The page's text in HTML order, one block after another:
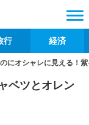
行 経済
にオシャレに見える！
ベツとオレン